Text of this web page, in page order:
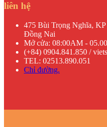
liên hệ
475 Bùi Trọng Nghĩa, KP
Đồng Nai
Mở cửa: 08:00AM -
(+84) 0904.841.850 /
TEL: 02513.890.051
Chỉ đường.